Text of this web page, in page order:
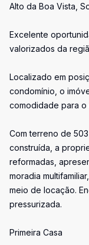
Alto da Boa Vista,
Excelente
valorizados da
Localizado em
condomínio, o
comodidade para o
Com terreno de
construída, a
reformadas,
moradia
meio de locação.
pressurizada.
Primeira Casa